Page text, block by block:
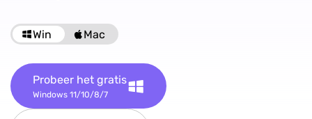
Win Mac
Probeer het gratis
Windows 11/10/8/7